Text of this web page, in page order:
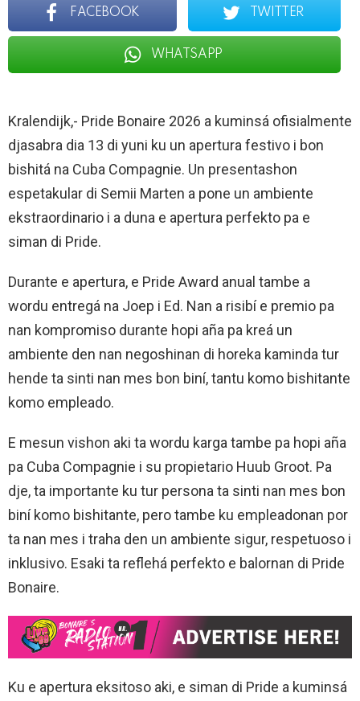
FACEBOOK TWITTER
WHATSAPP
Kralendijk,- Pride Bonaire 2026 a kuminsá ofisialmente
djasabra dia 13 di yuni ku un apertura festivo i bon
bishitá na Cuba Compagnie. Un presentashon
espetakular di Semii Marten a pone un ambiente
ekstraordinario i a duna e apertura perfekto pa e
siman di Pride.
Durante e apertura, e Pride Award anual tambe a
wordu entregá na Joep i Ed. Nan a risibí e premio pa
nan kompromiso durante hopi aña pa kreá un
ambiente den nan negoshinan di horeka kaminda tur
hende ta sinti nan mes bon biní, tantu komo bishitante
komo empleado.
E mesun vishon aki ta wordu karga tambe pa hopi aña
pa Cuba Compagnie i su propietario Huub Groot. Pa
dje, ta importante ku tur persona ta sinti nan mes bon
biní komo bishitante, pero tambe ku empleadonan por
ta nan mes i traha den un ambiente sigur, respetuoso i
inklusivo. Esaki ta reflehá perfekto e balornan di Pride
Bonaire.
Ku e apertura eksitoso aki, e siman di Pride a kuminsá